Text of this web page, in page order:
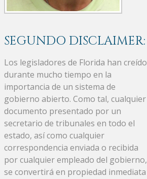
SEGUNDO DISCLAIMER:
Los legisladores de Florida han creído
durante mucho tiempo en la
importancia de un sistema de
gobierno abierto. Como tal, cualquier
documento presentado por un
secretario de tribunales en todo el
estado, así como cualquier
correspondencia enviada o recibida
por cualquier empleado del gobierno,
se convertirá en propiedad inmediata